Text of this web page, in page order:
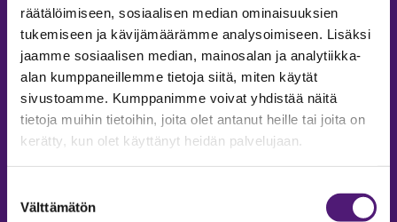
räätälöimiseen, sosiaalisen median ominaisuuksien
tukemiseen ja kävijämäärämme analysoimiseen. Lisäksi
jaamme sosiaalisen median, mainosalan ja analytiikka-
alan kumppaneillemme tietoja siitä, miten käytät
sivustoamme. Kumppanimme voivat yhdistää näitä
tietoja muihin tietoihin, joita olet antanut heille tai joita on
kerätty, kun olet käyttänyt heidän palvelujaan.
valinta
Välttämätön
MAJOITUS
Tiedustelut & Varaukset